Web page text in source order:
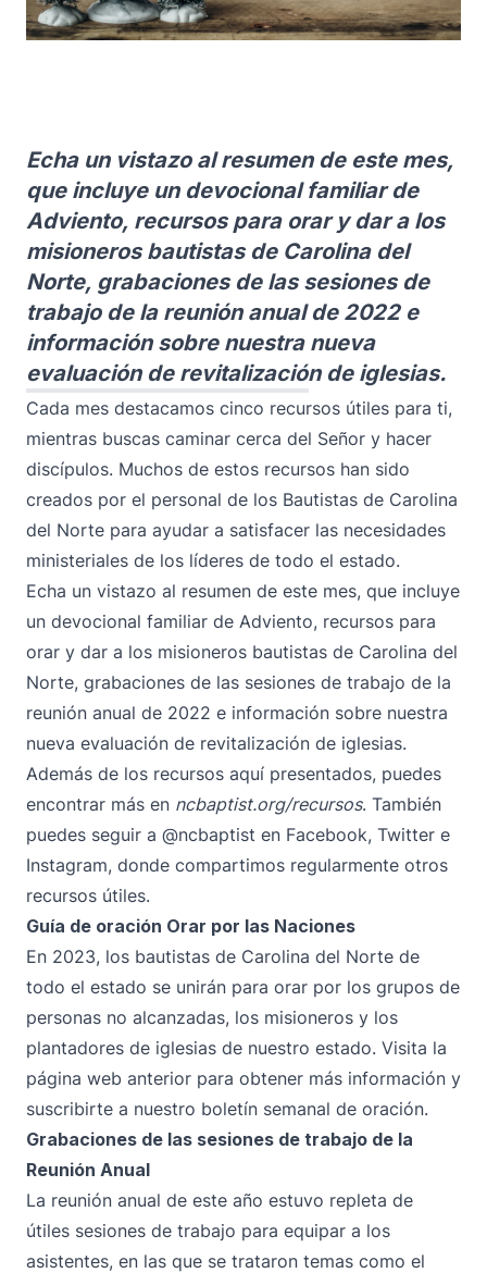
Echa un vistazo al resumen de este mes,
que incluye un devocional familiar de
Adviento, recursos para orar y dar a los
misioneros bautistas de Carolina del
Norte, grabaciones de las sesiones de
trabajo de la reunión anual de 2022 e
información sobre nuestra nueva
evaluación de revitalización de iglesias.
Cada mes destacamos cinco recursos útiles para ti,
mientras buscas caminar cerca del Señor y hacer
discípulos. Muchos de estos recursos han sido
creados por el personal de los Bautistas de Carolina
del Norte para ayudar a satisfacer las necesidades
ministeriales de los líderes de todo el estado.
Echa un vistazo al resumen de este mes, que incluye
un devocional familiar de Adviento, recursos para
orar y dar a los misioneros bautistas de Carolina del
Norte, grabaciones de las sesiones de trabajo de la
reunión anual de 2022 e información sobre nuestra
nueva evaluación de revitalización de iglesias.
Además de los recursos aquí presentados, puedes
encontrar más en ncbaptist.org/recursos. También
puedes seguir a @ncbaptist en Facebook, Twitter e
Instagram, donde compartimos regularmente otros
recursos útiles.
Guía de oración Orar por las Naciones
En 2023, los bautistas de Carolina del Norte de
todo el estado se unirán para orar por los grupos de
personas no alcanzadas, los misioneros y los
plantadores de iglesias de nuestro estado. Visita la
página web anterior para obtener más información y
suscribirte a nuestro boletín semanal de oración.
Grabaciones de las sesiones de trabajo de la
Reunión Anual
La reunión anual de este año estuvo repleta de
útiles sesiones de trabajo para equipar a los
asistentes, en las que se trataron temas como el